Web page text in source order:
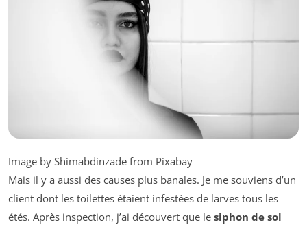
Image by Shimabdinzade from Pixabay
Mais il y a aussi des causes plus banales. Je me souviens d’un
client dont les toilettes étaient infestées de larves tous les
étés. Après inspection, j’ai découvert que le siphon de sol